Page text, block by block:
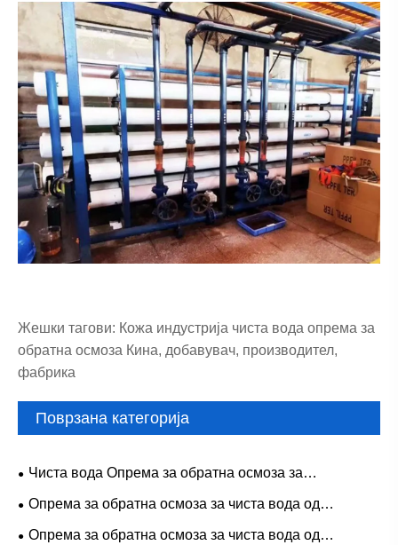
Жешки тагови: Кожа индустрија чиста вода опрема за
обратна осмоза Кина, добавувач, производител,
фабрика
Поврзана категорија
Чиста вода Опрема за обратна осмоза за
прехранбената индустрија
Опрема за обратна осмоза за чиста вода од
индустриско одделение
Опрема за обратна осмоза за чиста вода од